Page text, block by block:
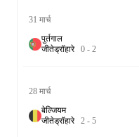
31 मार्च
पुर्तगाल
जीतेड्रॉहारे 0 - 2
28 मार्च
बेल्जियम
जीतेड्रॉहारे 2 - 5